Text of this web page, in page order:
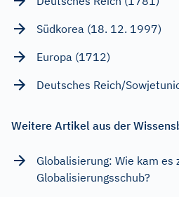
Südkorea (18. 12. 1997)
Europa (1712)
Deutsches Reich/
Weitere Artikel aus der
Globalisierung: Wie kam es
Globalisierungsschub?